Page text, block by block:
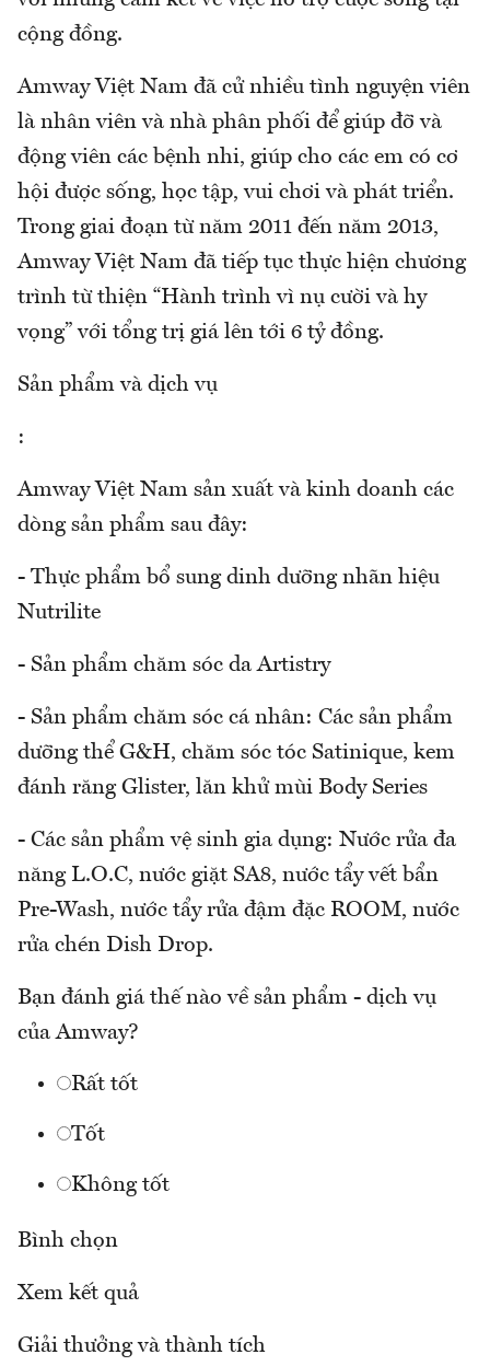
cộng đồng.
Amway Việt Nam đã cử nhiều tình nguyện viên
là nhân viên và nhà phân phối để giúp đỡ và
động viên các bệnh nhi, giúp cho các em có cơ
hội được sống, học tập, vui chơi và phát triển.
Trong giai đoạn từ năm 2011 đến năm 2013,
Amway Việt Nam đã tiếp tục thực hiện chương
trình từ thiện “Hành trình vì nụ cười và hy
vọng” với tổng trị giá lên tới 6 tỷ đồng.
Sản phẩm và dịch vụ
:
Amway Việt Nam sản xuất và kinh doanh các
dòng sản phẩm sau đây:
- Thực phẩm bổ sung dinh dưỡng nhãn hiệu
Nutrilite
- Sản phẩm chăm sóc da Artistry
- Sản phẩm chăm sóc cá nhân: Các sản phẩm
dưỡng thể G&H, chăm sóc tóc Satinique, kem
đánh răng Glister, lăn khử mùi Body Series
- Các sản phẩm vệ sinh gia dụng: Nước rửa đa
năng L.O.C, nước giặt SA8, nước tẩy vết bẩn
Pre-Wash, nước tẩy rửa đậm đặc ROOM, nước
rửa chén Dish Drop.
Bạn đánh giá thế nào về sản phẩm - dịch vụ
của Amway?
Rất tốt
Tốt
Không tốt
Bình chọn
Xem kết quả
Giải thưởng và thành tích